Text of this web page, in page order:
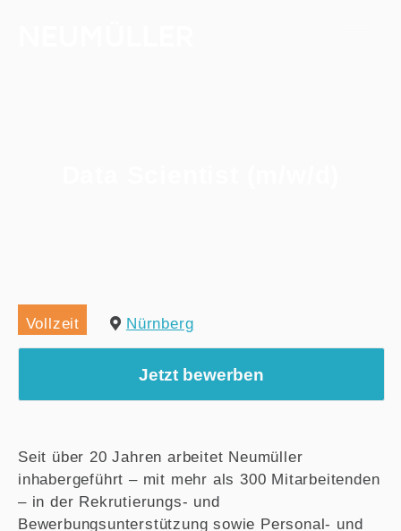
Vollzeit Nürnberg
Jetzt bewerben
Seit über 20 Jahren arbeitet Neumüller
inhabergeführt – mit mehr als 300 Mitarbeitenden
– in der Rekrutierungs- und
Bewerbungsunterstützung sowie Personal- und